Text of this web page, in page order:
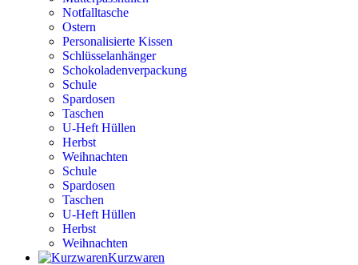
Notfalltasche
Ostern
Personalisierte Kissen
Schlüsselanhänger
Schokoladenverpackung
Schule
Spardosen
Taschen
U-Heft Hüllen
Herbst
Weihnachten
Schule
Spardosen
Taschen
U-Heft Hüllen
Herbst
Weihnachten
Kurzwaren